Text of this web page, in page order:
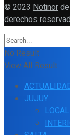
© 2023 Notinor
derechos
No Result
View All Result
JUJUY